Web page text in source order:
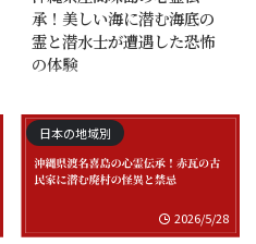
承！美しい海に潜む海底の
霊と潜水士が遭遇した恐怖
の体験
士の怪談
日本の地域別
2026/5/28